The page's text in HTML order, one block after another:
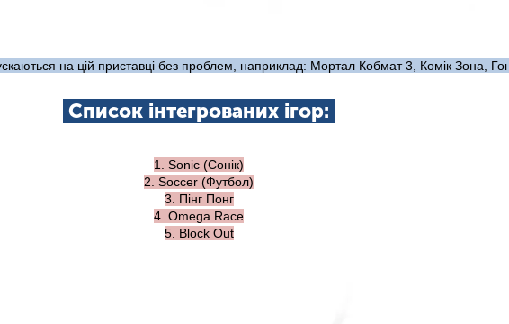
на цій приставці без проблем, наприклад: Мортал Кобмат 3, Комік Зона,
Список інтегрованих ігор:
1. Sonic (Сонік)
2. Soccer (Футбол)
3. Пінг Понг
4. Omega Race
5. Block Out